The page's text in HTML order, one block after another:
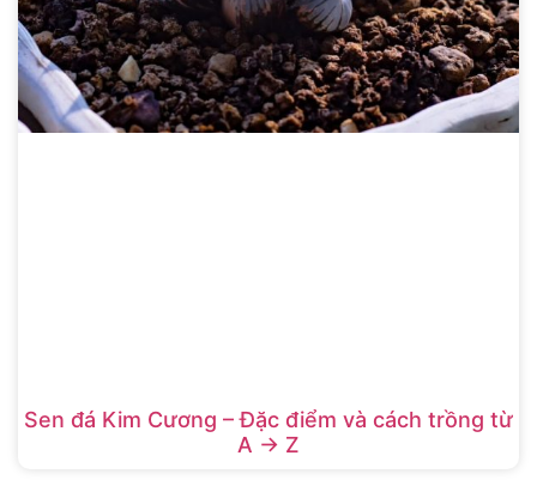
Sen đá Kim Cương – Đặc điểm và cách trồng từ
A -> Z